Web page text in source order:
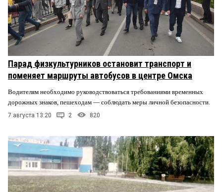
Парад физкультурников остановит транспорт и
поменяет маршруты автобусов в центре Омска
Водителям необходимо руководствоваться требованиями временных
дорожных знаков, пешеходам — соблюдать меры личной безопасности.
7 августа 13:20 2 820